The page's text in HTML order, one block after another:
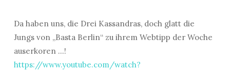
Da haben uns, die Drei Kassandras, doch glatt die
Jungs von „Basta Berlin“ zu ihrem Webtipp der Woche
auserkoren …!
https://www.youtube.com/watch?